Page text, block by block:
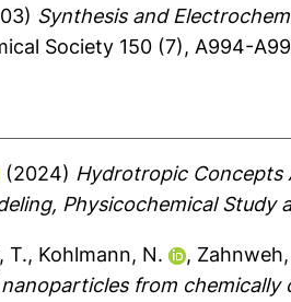
Synthesis and
Society 150 (7), A994-
(2024) Hydrotropic Concepts
Physicochemical Study
T., Kohlmann, N. ,
from